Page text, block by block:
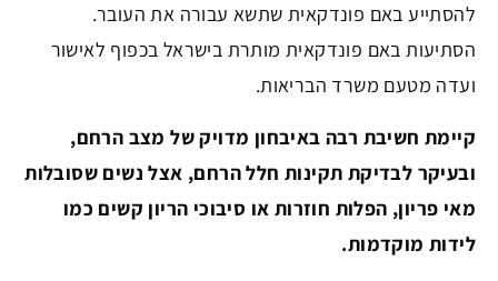
להסתייע באם פונדקאית שתשא עבורה את העובר.
הסתיעות באם פונדקאית מותרת בישראל בכפוף לאישור
ועדה מטעם משרד הבריאות.
קיימת חשיבת רבה באיבחון מדויק של מצב הרחם,
ובעיקר לבדיקת תקינות חלל הרחם, אצל נשים שסובלות
מאי פריון, הפלות חוזרות או סיבוכי הריון קשים כמו
לידות מוקדמות.